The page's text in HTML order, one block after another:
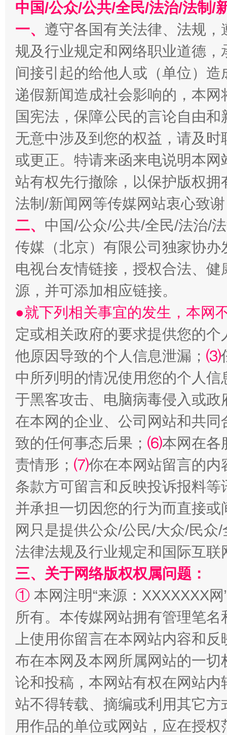
在谋一域中谋全局
今
习近平的博鳌关键词
“刷贴”乱象丛生
解纷+调解+退费，一次搞定
站台名比不上好声名
中国/公众/公共/全民/法治/法制/
一、 遵守各国有关法律、法规
规及行业规定和网络职业道德
间接引起的给他人或（单位）
递假新闻造成社会影响的，本
国宪法，保障公民的言论自由
无意中涉及到您的权益，请及
或更正。特请来函来电说明本
站有权先行撤除，以保护版权
法制/新闻网等传媒网站衷心致
二、 中国/公众/公共/全民/法治/
传媒（北京）有限公司独家协
电视台友情链接，授权合法、
源，并可添加相应链接。
●就下列相关事宜的发生，本网
定或相关政府的要求提供您的个
他原因导致的个人信息泄漏； ⑶
中所列明的情况使用您的个人
于黑客攻击、电脑病毒侵入或
在本网的企业、公司网站和共
致的任何事态后果； ⑹本网在各
责情形； ⑺你在本网站留言的内
条款方可留言和反映投诉报料
并承担一切因您的行为而直接
网只是提供公众/公民/大众/民
法律法规及行业规定和国际互
三、关于网络版权权属问题：
① 本网注明“来源：XXXXXXX
所有。本传媒网站拥有管理笔
上使用你留言在本网站内容和
布在本网及本网所属网站的一
论和投稿，本网站有权在网站
站不得转载、摘编或利用其它
用作品的单位或网站，应在授